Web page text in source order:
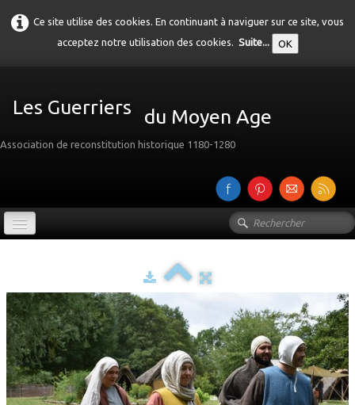
Ce site utilise des cookies. En continuant à naviguer sur ce site, vous
acceptez notre utilisation des cookies. Suite... OK
Les Guerriers du Moyen Age
Association de reconstitution historique 1180-1280
Galerie▼
Le costume
Le mobilier